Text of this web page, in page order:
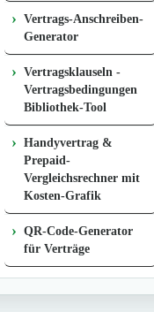
Vertrags-Anschreiben-
Generator
Vertragsklauseln -
Vertragsbedingungen
Bibliothek-Tool
Handyvertrag &
Prepaid-
Vergleichsrechner mit
Kosten-Grafik
QR-Code-Generator
für Verträge